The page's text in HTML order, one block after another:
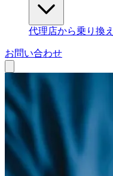
代理店から乗り換え
お問い合わせ